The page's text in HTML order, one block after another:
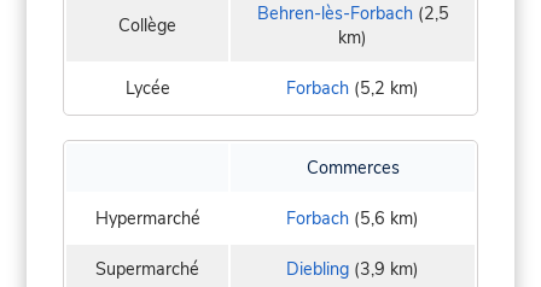
Collège Behren-lès-Forbach(2,5
km)
Lycée Forbach (5,2 km)
Commerces
Hypermarché Forbach (5,6 km)
Supermarché Diebling (3,9 km)